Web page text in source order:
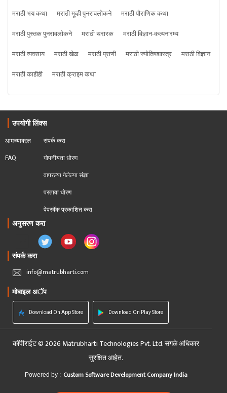
मराठी भय कथा
मराठी मूव्ही पुनरावलोकने
मराठी पौराणिक कथा
मराठी पुस्तक पुनरावलोकने
मराठी थरारक
मराठी विज्ञान-कल्पनारम्य
मराठी व्यवसाय
मराठी खेळ मराठी प्राणी मराठी ज्योतिषशास्त्र
मराठी विज्ञान
मराठी काहीही
मराठी क्राइम कथा
उपयोगी लिंक्स
आमच्याबद्दल
FAQ
संपर्क करा
गोपनीयता धोरण
वापरल्या गेलेल्या संज्ञा
परतावा धोरण
पेपरबॅक प्रकाशित करा
अनुसरण करा
संपर्क करा
info@matrubharti.com
मोबाइल अॅप
Download On App Store Download On Play Store
कॉपीराईट © 2026 Matrubharti Technologies Pvt. Ltd. सगळे अधिकार
सुरक्षित आहेत.
Powered by : Custom Software Development Company India